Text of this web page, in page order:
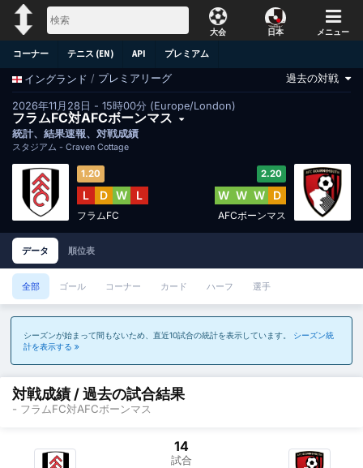
大会 日本 メニュー
コーナー テニス (EN) API プレミアム
イングランド / プレミアリーグ 過去の対戦
2026年11月28日 - 15時00分 (Europe/London)
フラムFC対AFCボーンマス
統計、結果速報、対戦成績
スタジアム - Craven Cottage
1.20
L D W L
フラムFC
2.20
W W W D
AFCボーンマス
データ 順位表
全部 ゴール コーナー カード ハーフ 選手
シーズンが始まって間もないため、直近10試合の統計を表示しています。 シーズン統
計を表示する
対戦成績 / 過去の試合結果
- フラムFC対AFCボーンマス
14
試合